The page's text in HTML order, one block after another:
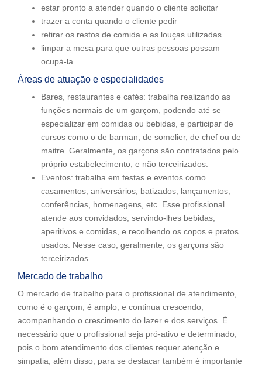
estar pronto a atender quando o cliente solicitar
trazer a conta quando o cliente pedir
retirar os restos de comida e as louças utilizadas
limpar a mesa para que outras pessoas possam
ocupá-la
Áreas de atuação e especialidades
Bares, restaurantes e cafés: trabalha realizando as
funções normais de um garçom, podendo até se
especializar em comidas ou bebidas, e participar de
cursos como o de barman, de somelier, de chef ou de
maitre. Geralmente, os garçons são contratados pelo
próprio estabelecimento, e não terceirizados.
Eventos: trabalha em festas e eventos como
casamentos, aniversários, batizados, lançamentos,
conferências, homenagens, etc. Esse profissional
atende aos convidados, servindo-lhes bebidas,
aperitivos e comidas, e recolhendo os copos e pratos
usados. Nesse caso, geralmente, os garçons são
terceirizados.
Mercado de trabalho
O mercado de trabalho para o profissional de atendimento,
como é o garçom, é amplo, e continua crescendo,
acompanhando o crescimento do lazer e dos serviços. É
necessário que o profissional seja pró-ativo e determinado,
pois o bom atendimento dos clientes requer atenção e
simpatia, além disso, para se destacar também é importante